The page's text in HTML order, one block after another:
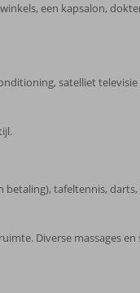
een kapsalon,
satelliet
tafeltennis, darts,
Diverse massages